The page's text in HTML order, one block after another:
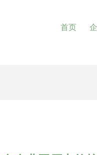
首页